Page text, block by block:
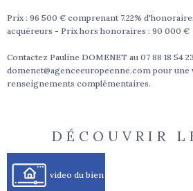
Prix : 96 500 € comprenant 7.22%
acquéreurs - Prix hors honoraires : 90 000 €
Contactez Pauline DOMENET au 07 88 18 54
domenet@agenceeuropeenne.com pour une
renseignements complémentaires.
DÉCOUVRIR
video du bien